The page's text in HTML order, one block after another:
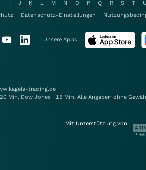
I J K L M N O P Q R S T
Datenschutz-Einstellungen
Unsere Apps:
trading.de
Min. Dow Jones +15 Min. Alle Angaben ohne
Mit Unterstützung von: